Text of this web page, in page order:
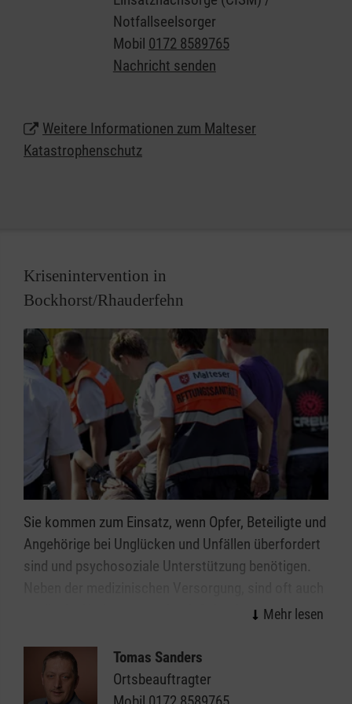
suchen wir immer Menschen, die im Fall der Fälle
bereit sind, sich für ihre Mitmenschen zu
Notfallseelsorger
Mobil 0172 8589765
Nachricht senden
Weitere Informationen zum Malteser
Katastrophenschutz
Krisenintervention in
Bockhorst/Rhauderfehn
Sie kommen zum Einsatz, wenn Opfer, Beteiligte und
Angehörige bei Unglücken und Unfällen überfordert
sind und psychosoziale Unterstützung benötigen.
seelische Verletzungen durch Schock und Trauer zu
ehrenamtliches Kriseninterventionsteam der
Malteser. Für das Bistum Osnabrück ist dies das
erste Kriseninterventionsteam und schließt
Tomas Sanders
Ortsbeauftragter